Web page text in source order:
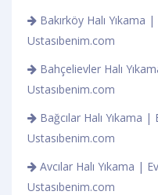
Bakırköy Halı Yıkama
Ustasıbenim.com
Bahçelievler Halı
Ustasıbenim.com
Bağcılar Halı Yıkama
Ustasıbenim.com
Avcılar Halı Yıkama |
Ustasıbenim.com